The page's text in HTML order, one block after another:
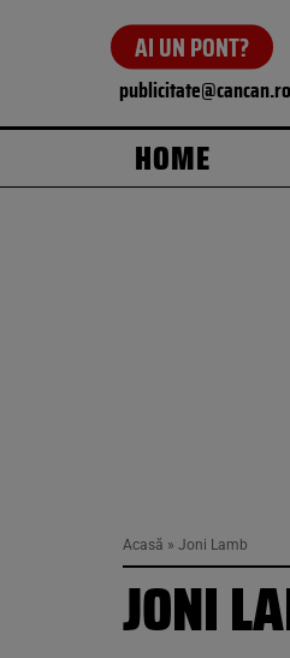
AI UN PONT?
publicitate@cancan.ro
HOME
Acasă » Joni Lamb
JONI